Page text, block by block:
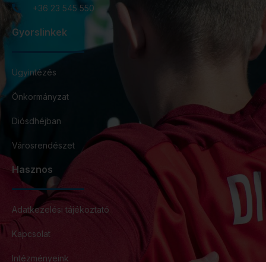
+36 23 545 550
Gyorslinkek
Ügyintézés
Önkormányzat
Diósdhéjban
Városrendészet
Hasznos
Adatkezelési tájékoztató
Kapcsolat
Intézményeink